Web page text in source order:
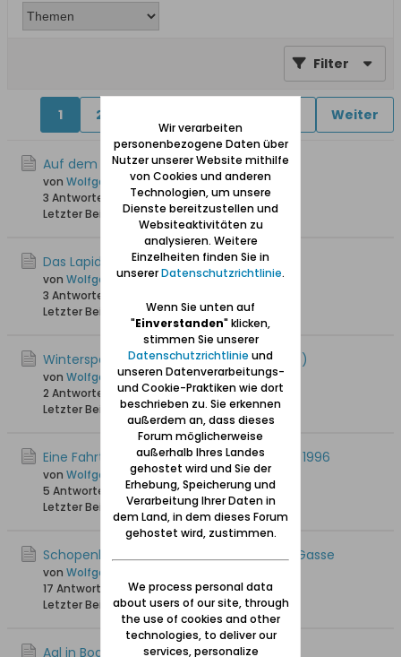
Filter
1 2 Weiter
Auf dem Karlsberg in Oliva
von Wolfgang
3 Antworten
20.462 Hits0 Likes
Letzter Beitrag10.03.2025, 14:17
Das Lapidarium in Langfuhr
von Wolfgang
3 Antworten
Letzter Beitrag
06.09.2023, 17:49
Winterspaziergang in Adlershorst (Orlowo)
von Wolfgang
2 Antworten
7.466 Hits0 Likes
Letzter Beitrag20.01.2021, 08:47
Eine Fahrt nach Schiewenhorst im Herbst 1996
von Wolfgang
5 Antworten
9.040 Hits0 Likes
Letzter Beitrag
05.11.2020, 22:32
Schopenhauers Haus in der Heilig-Geist-Gasse
von Wolfgang
17 Antworten
31.707 Hits0 Likes
Letzter Beitrag30.10.2019, 16:50
Aal in Bodenwinkel
Wir verarbeiten
personenbezogene Daten über
Nutzer unserer Website mithilfe
von Cookies und anderen
Technologien, um unsere
Dienste bereitzustellen und
Websiteaktivitäten zu
analysieren. Weitere
Einzelheiten finden Sie in
unsererDatenschutzrichtlinie.
Wenn Sie unten auf
"Einverstanden" klicken,
stimmen Sie unserer
Datenschutzrichtlinie und
unseren Datenverarbeitungs-
und Cookie-Praktiken wie dort
beschrieben zu. Sie erkennen
außerdem an, dass dieses
Forum möglicherweise
außerhalb Ihres Landes
gehostet wird und Sie der
Erhebung, Speicherung und
Verarbeitung Ihrer Daten in
dem Land, in dem dieses Forum
gehostet wird, zustimmen.
We process personal data
about users of our site, through
the use of cookies and other
technologies, to deliver our
services, personalize